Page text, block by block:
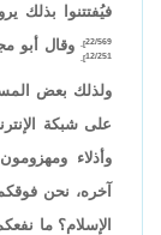
فيُفتتنوا بذلك
22/569]. وقال أبو
12/251].
ولذلك بعض
على شبكة
وأذلاء
آخره، نحن
الإسلام؟ ما